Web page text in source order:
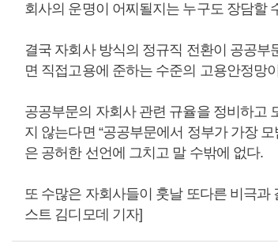
회사의 운명이 어찌될지는 누구도 장담할
결국 자회사 방식의 정규직 전환이 공공
면 직접고용에 준하는 수준의 고용안정망
공공부문의 자회사 관련 규율을 정비하고
지 않는다면 “공공부문에서 정부가 가장
은 공허한 선언에 그치고 말 수밖에 없다.
또 수많은 자회사들이 훗날 또다른 비극
스트 김디모데 기자]